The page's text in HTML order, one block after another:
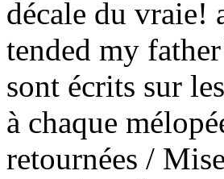
décale du vraie!
tended my
sont écrits sur
à chaque
retournées /